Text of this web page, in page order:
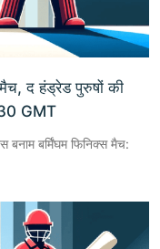
द हंड्रेड पुरुषों की
GMT
बर्मिंघम फिनिक्स मैच: